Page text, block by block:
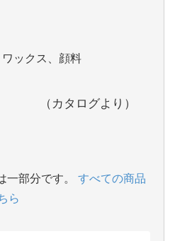
ックス、顔料
（カタログより）
一部分です。
すべての商品
ら